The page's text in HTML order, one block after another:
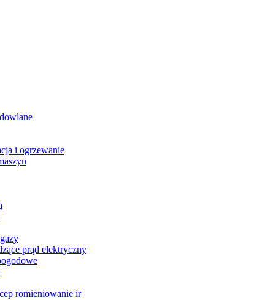
i ogrzewanie
prąd elektryczny
romieniowanie ir